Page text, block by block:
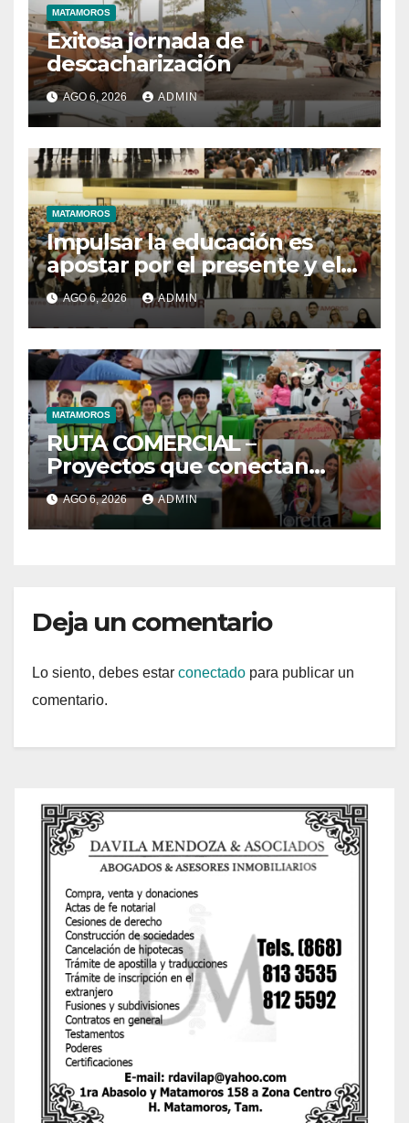
MATAMOROS
Exitosa jornada de
descacharización
AGO 6, 2026 ADMIN
MATAMOROS
Impulsar la educación es
apostar por el presente y el
futuro de Matamoros
AGO 6, 2026 ADMIN
MATAMOROS
RUTA COMERCIAL –
Proyectos que conectan
estrategia e innovación
AGO 6, 2026 ADMIN
Deja un comentario
Lo siento, debes estar conectado para publicar un
comentario.